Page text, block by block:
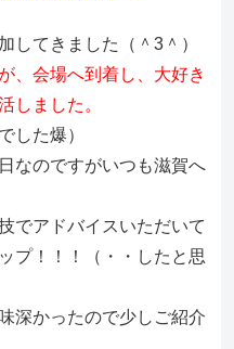
してきました（＾3＾）
、会場へ到着し、大好き
しました。
した爆）
なのですがいつも滋賀へ
でアドバイスいただいて
プ！！！（・・したと思
深かったので少しご紹介